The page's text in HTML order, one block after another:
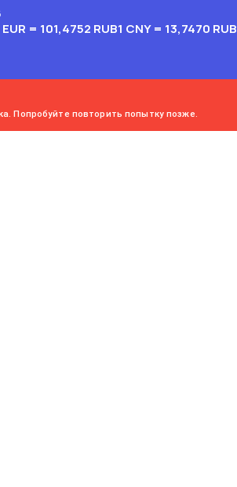
EUR = 101,4752 RUB1 CNY = 13,7470 RUB
Попробуйте повторить попытку позже.